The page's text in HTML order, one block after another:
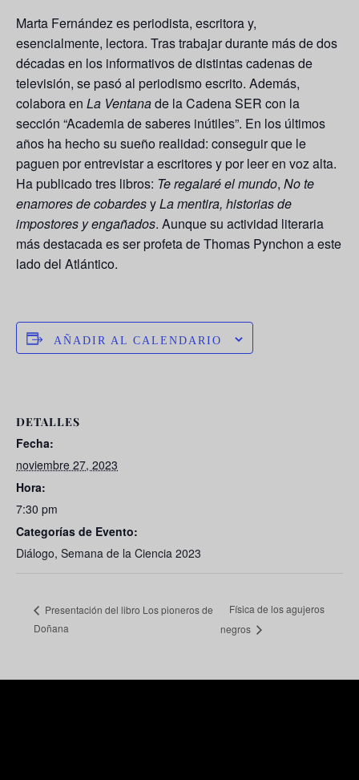
Marta Fernándezes periodista, escritora y,
esencialmente, lectora. Tras trabajar durante más de dos
décadas en los informativos de distintas cadenas de
televisión, se pasó al periodismo escrito. Además,
colabora en La Ventanade la Cadena SER con la
sección “Academia de saberes inútiles”. En los últimos
años ha hecho su sueño realidad: conseguir que le
paguen por entrevistar a escritores y por leer en voz alta.
Ha publicado tres libros: Te regalaré el mundo, No te
enamores de cobardesyLa mentira, historias de
impostores y engañados. Aunque su actividad literaria
más destacada es ser profeta de Thomas Pynchon a este
lado del Atlántico.
AÑADIR AL CALENDARIO
DETALLES
Fecha:
noviembre 27, 2023
Hora:
7:30 pm
Categorías de Evento:
Diálogo, Semana de la Ciencia 2023
Presentación del libro Los pioneros de
Doñana
Física de los agujeros
negros